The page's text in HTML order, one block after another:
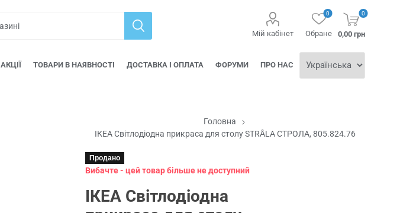
Мій кабінет Обране
0 0
0,00 грн
АКЦІЇ ТОВАРИ В НАЯВНОСТІ ДОСТАВКА І ОПЛАТА ФОРУМИ ПРО НАС
Головна
ІКЕА Світлодіодна прикраса для столу STRÅLA СТРОЛА, 805.824.76
Продано
Вибачте - цей товар більше не доступний
ІКЕА Світлодіодна